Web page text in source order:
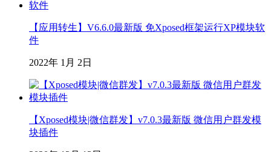
【应用转生】V6.6.0最新版 免Xposed框架运行XP模块软
件
2022年 1月 2日
【Xposed模块|微信群发】v7.0.3最新版 微信用户群发模
块插件